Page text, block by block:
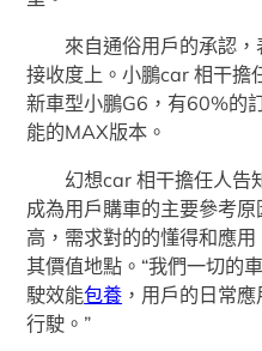
來自通俗用戶的承認，
接收度上。小鵬car 相干擔
新車型小鵬G6，有60%的
能的MAX版本。
幻想car 相干擔任人告
成為用戶購車的主要參考
高，需求對的的懂得和應
其價值地點。“我們一切的
駛效能包養 ，用戶的日常
行駛。”